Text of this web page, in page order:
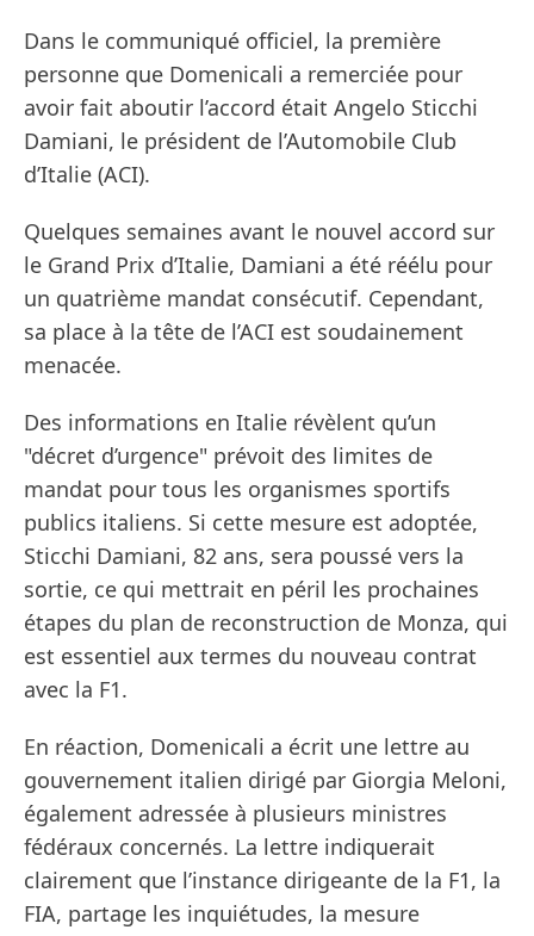
Dans le communiqué officiel, la première
personne que Domenicali a remerciée pour
avoir fait aboutir l’accord était Angelo Sticchi
Damiani, le président de l’Automobile Club
d’Italie (ACI).
Quelques semaines avant le nouvel accord sur
le Grand Prix d’Italie, Damiani a été réélu pour
un quatrième mandat consécutif. Cependant,
sa place à la tête de l’ACI est soudainement
menacée.
Des informations en Italie révèlent qu’un
"décret d’urgence" prévoit des limites de
mandat pour tous les organismes sportifs
publics italiens. Si cette mesure est adoptée,
Sticchi Damiani, 82 ans, sera poussé vers la
sortie, ce qui mettrait en péril les prochaines
étapes du plan de reconstruction de Monza, qui
est essentiel aux termes du nouveau contrat
avec la F1.
En réaction, Domenicali a écrit une lettre au
gouvernement italien dirigé par Giorgia Meloni,
également adressée à plusieurs ministres
fédéraux concernés. La lettre indiquerait
clairement que l’instance dirigeante de la F1, la
FIA, partage les inquiétudes, la mesure